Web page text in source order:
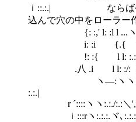
ｉ::.:.| ならば今す
込んで穴の中をローラー
{: :,' l: :l l ...ヽVvｰ
i: :i ゝ{.{ `ﾄ､ヽyー
!: :{ l l: :.:l: .r| ＞
.八 .i l l: :/:《 ＼_
ゝヽ―:ヽヽ:.:ｉ /
:.:.|
r ´::::ヽヽ:.:./:.:＼',/
ｉ:::rヽ:.:.:.ヾ､:.:.:.-≠